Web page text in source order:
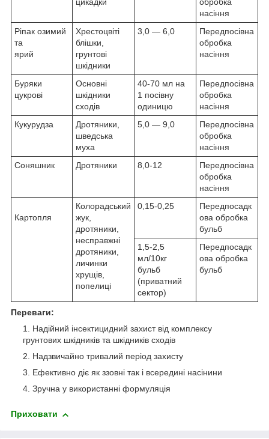
цикадки
обробка
насіння
Ріпак озимий
та
ярий
Хрестоцвіті
блішки,
грунтові
шкідники
3,0 ― 6,0
Передпосівна
обробка
насіння
Буряки
цукрові
Основні
шкідники
сходів
40-70 мл на
1 посівну
одиницю
Передпосівна
обробка
насіння
Кукурудза
Дротяники,
шведська
муха
5,0 ― 9,0
Передпосівна
обробка
насіння
Соняшник
Дротяники 8,0-12
Передпосівна
обробка
насіння
Картопля
Колорадський
жук,
дротяники,
несправжні
дротяники,
личинки
хрущів,
попелиці
0,15-0,25
Передпосадк
ова обробка
бульб
1,5-2,5
мл/10кг
бульб
(приватний
сектор)
Передпосадк
ова обробка
бульб
Переваги:
Надійний інсектицидний захист від комплексу
грунтових шкідників та шкідників сходів
Надзвичайно тривалий період захисту
Ефективно діє як ззовні так і всередині насінини
Зручна у використанні формуляція
Приховати